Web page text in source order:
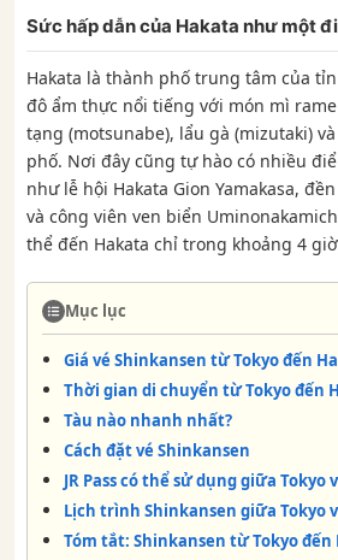
Sức hấp dẫn của Hakata như một
Hakata là thành phố trung tâm của
đô ẩm thực nổi tiếng với món mì
tạng (motsunabe), lẩu gà (mizutaki)
phố. Nơi đây cũng tự hào có nhiều
như lễ hội Hakata Gion Yamakasa,
và công viên ven biển
thể đến Hakata chỉ trong khoảng 4
Mục lục
Giá vé Shinkansen từ Tokyo đến
Thời gian di chuyển từ Tokyo đến
Tàu nào nhanh nhất?
Cách đặt vé Shinkansen
JR Pass có thể sử dụng giữa Tokyo
Lịch trình Shinkansen giữa Tokyo
Tóm tắt: Shinkansen từ Tokyo đến